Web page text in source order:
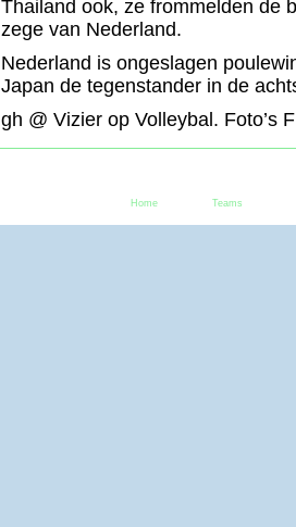
Thailand ook, ze frommelden de
zege van Nederland.
Nederland is ongeslagen
Japan de tegenstander in de
gh @ Vizier op Volleybal. Foto’s
Home Teams